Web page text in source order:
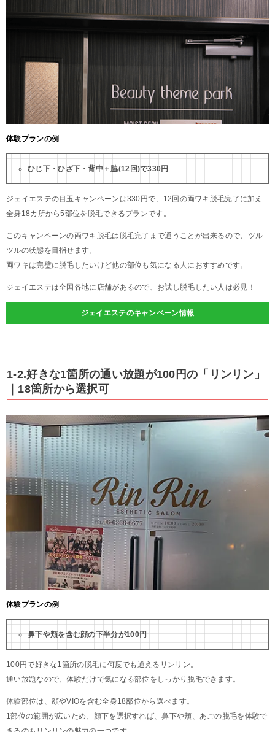
体験プランの例
ひじ下・ひざ下・背中＋脇(12回)で330円
ジェイエステの目玉キャンペーンは330円で、12回の両ワキ脱毛完了に加え
全身18カ所から5部位を脱毛できるプランです。
このキャンペーンの両ワキ脱毛は脱毛完了まで通うことが出来るので、ツル
ツルの状態を目指せます。
両ワキは完璧に脱毛したいけど他の部位も気になる人におすすめです。
ジェイエステは全国各地に店舗があるので、お試し脱毛したい人は必見！
ジェイエステのキャンペーン情報
1-2.好きな1箇所の通い放題が100円の「リンリン」
｜18箇所から選択可
体験プランの例
鼻下や頬を含む顔の下半分が100円
100円で好きな1箇所の脱毛に何度でも通えるリンリン。
通い放題なので、体験だけで気になる部位をしっかり脱毛できます。
体験部位は、顔やVIOを含む全身18部位から選べます。
1部位の範囲が広いため、顔下を選択すれば、鼻下や頬、あごの脱毛を体験で